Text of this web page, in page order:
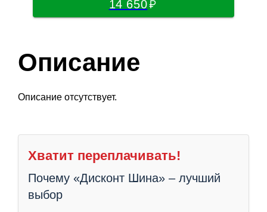
14 650
Описание
Описание отсутствует.
Хватит переплачивать!
Почему «Дисконт Шина» – лучший
выбор